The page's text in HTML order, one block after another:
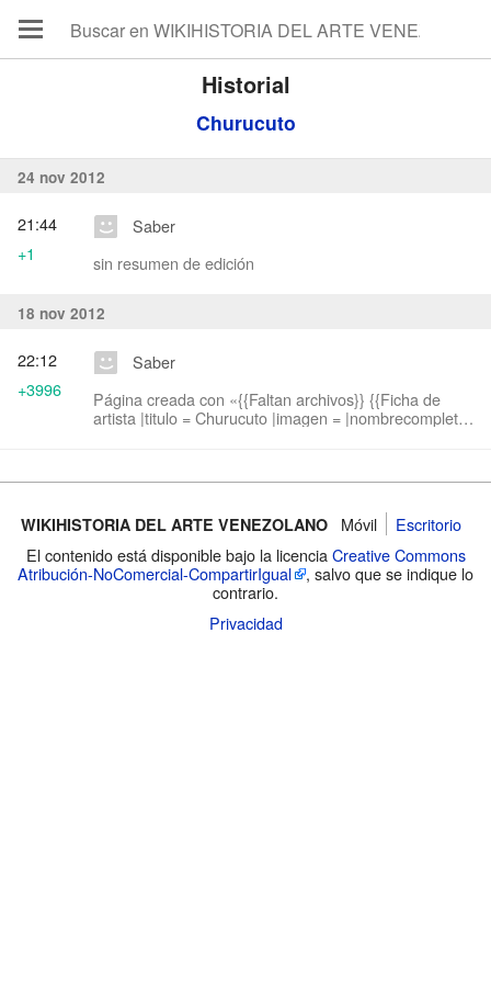
Historial
Churucuto
24 nov 2012
Saber
sin resumen de edición
21:44
+1
18 nov 2012
Saber
Página creada con «{{Faltan archivos}} {{Ficha de
artista |titulo = Churucuto |imagen = |nombrecompleto
22:12
+3996
WIKIHISTORIA DEL ARTE VENEZOLANO Móvil
Escritorio
El contenido está disponible bajo la licencia Creative Commons
Atribución-NoComercial-CompartirIgual
, salvo que se indique lo
contrario.
Privacidad